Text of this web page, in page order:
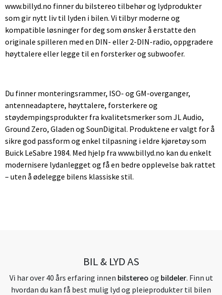
www.billyd.no finner du bilstereo tilbehør og lydprodukter
som gir nytt liv til lyden i bilen. Vi tilbyr moderne og
kompatible løsninger for deg som ønsker å erstatte den
originale spilleren med en DIN- eller 2-DIN-radio, oppgradere
høyttalere eller legge til en forsterker og subwoofer.
Du finner monteringsrammer, ISO- og GM-overganger,
antenneadaptere, høyttalere, forsterkere og
støydempingsprodukter fra kvalitetsmerker som JL Audio,
Ground Zero, Gladen og SounDigital. Produktene er valgt for å
sikre god passform og enkel tilpasning i eldre kjøretøy som
Buick LeSabre 1984. Med hjelp fra www.billyd.no kan du enkelt
modernisere lydanlegget og få en bedre opplevelse bak rattet
– uten å ødelegge bilens klassiske stil.
BIL & LYD AS
Vi har over 40 års erfaring innen bilstereo og bildeler. Finn ut
hvordan du kan få best mulig lyd og pleieprodukter til bilen